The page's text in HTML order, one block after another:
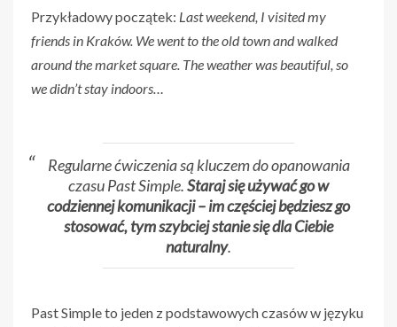
Przykładowy początek: Last weekend, I visited my
friends in Kraków. We went to the old town and walked
around the market square. The weather was beautiful, so
we didn’t stay indoors…
Regularne ćwiczenia są kluczem do opanowania
czasu Past Simple.Staraj się używać go w
codziennej komunikacji – im częściej będziesz go
stosować, tym szybciej stanie się dla Ciebie
naturalny.
Past Simple to jeden z podstawowych czasów w języku